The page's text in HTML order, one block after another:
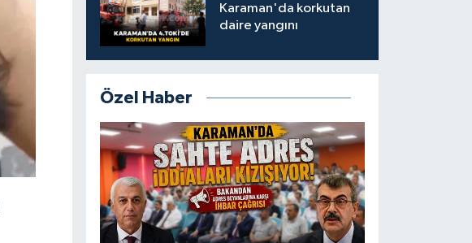
Karaman'da korkutan
daire yangını
Özel Haber